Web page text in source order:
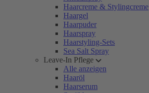
Haarcreme & Stylingcreme
Haargel
Haarpuder
Haarspray
Haarstyling-Sets
Sea Salt Spray
Leave-In Pflege
Alle anzeigen
Haaröl
Haarserum